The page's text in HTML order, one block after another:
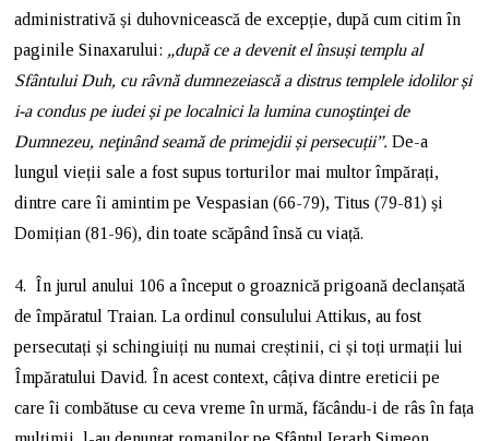
administrativă și duhovnicească de excepție, după cum citim în
paginile Sinaxarului: „după ce a devenit el însuși templu al
Sfântului Duh, cu râvnă dumnezeiască a distrus templele idolilor și
i-a condus pe iudei și pe localnici la lumina cunoştinţei de
Dumnezeu, neţinând seamă de primejdii și persecuții”.De-a
lungul vieții sale a fost supus torturilor mai multor împărați,
dintre care îi amintim pe Vespasian (66-79), Titus (79-81) și
Domițian (81-96), din toate scăpând însă cu viață.
4. În jurul anului 106 a început o groaznică prigoană declanșată
de împăratul Traian. La ordinul consulului Attikus, au fost
persecutați și schingiuiți nu numai creștinii, ci și toți urmații lui
Împăratului David. În acest context, câțiva dintre ereticii pe
care îi combătuse cu ceva vreme în urmă, făcându-i de râs în fața